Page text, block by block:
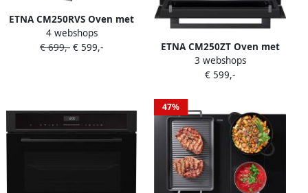
ETNA CM250RVS Oven met
magnetronfunctie Nis 45
cm RVS Combi Magnetron
4 webshops
€ 699,- € 599,-
ETNA CM250ZT Oven met
magnetronfunctie Nis 45
cm Zwart glas Combi
3 webshops
€ 599,-
47%